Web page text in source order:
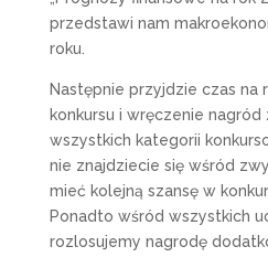
przedstawi nam
roku.
Następnie przyjdzie czas na
konkursu i wręczenie
wszystkich kategorii
nie znajdziecie się wśród
mieć kolejną szansę w
Ponadto wśród wszystkich
rozlosujemy nagrodę